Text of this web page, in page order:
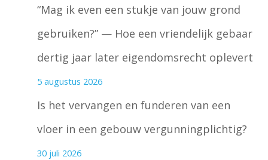
“Mag ik even een stukje van jouw grond
gebruiken?” — Hoe een vriendelijk gebaar
dertig jaar later eigendomsrecht oplevert
5 augustus 2026
Is het vervangen en funderen van een
vloer in een gebouw vergunningplichtig?
30 juli 2026